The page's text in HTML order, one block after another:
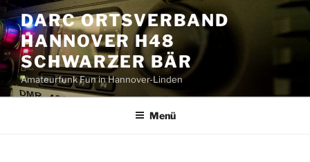
Zum
Inhalt
springen
DARC ORTSVERBAND
HANNOVER H48
SCHWARZER BÄR
Amateurfunk Fun in Hannover-Linden
Menü